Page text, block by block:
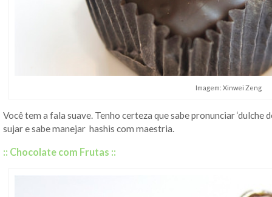
Imagem: Xinwei Zeng
Você tem a fala suave. Tenho certeza que sabe pronunciar ‘dulche
sujar e sabe manejar hashis com maestria.
:: Chocolate com Frutas ::